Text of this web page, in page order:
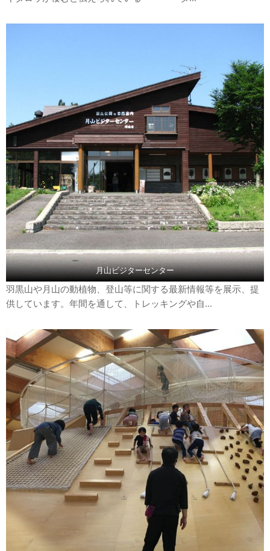
月山ビジターセンター
羽黒山や月山の動植物、登山等に関する最新情報等を展示、提
供しています。年間を通して、トレッキングや自...